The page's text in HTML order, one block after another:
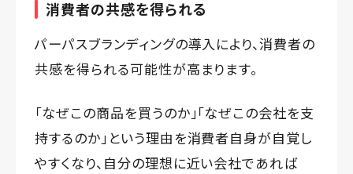
消費者の共感を得られる
パーパスブランディングの導入により、消費者の
共感を得られる可能性が高まります。
「なぜこの商品を買うのか」「なぜこの会社を支
持するのか」という理由を消費者自身が自覚し
やすくなり、自分の理想に近い会社であれば